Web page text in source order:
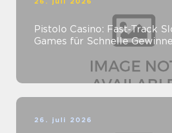
Pistolo Casino: Fast‑Track
Games für Schnelle Gewinne
26. juli 2026